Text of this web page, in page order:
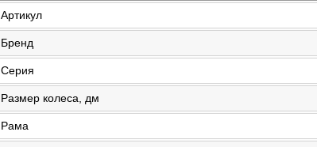
Артикул
Бренд
Серия
Размер колеса, дм
Рама